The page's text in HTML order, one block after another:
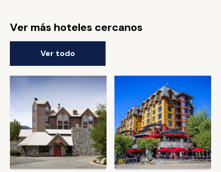
Ver más hoteles cercanos
Ver todo